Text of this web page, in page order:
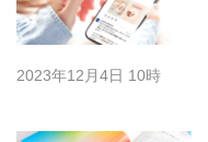
2023年12月4日 10時